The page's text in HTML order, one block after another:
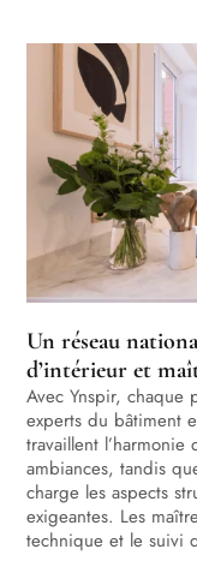
Un réseau
d’intérieur et
Avec Ynspir, chaque
experts du bâtiment
travaillent l’harmonie
ambiances, tandis
charge les aspects
exigeantes. Les
technique et le suivi